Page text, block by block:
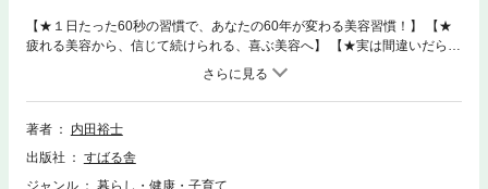
【★１日たった60秒の習慣で、あなたの60年が変わる美容習慣！】 【★
疲れる美容から、信じて続けられる、喜ぶ美容へ】 【★実は間違いだら
け!? 世の女性の、美容に対する勘違いを解説】 【★日々のスキンケアが
「やらなきゃダメなこと」から「やりたいこと」になる！】 【★「美容に
疲れた」「情報が多すぎる」「ルッキズムがしんどい」などの悩みから解
放される！】 毎日たった１分でお肌がどんどん綺麗になり、自己肯定感が
簡単な方法で。 本書は日本最大級のメイク教室「BIJUKU（美塾）」創始
者であり塾長の著者が、20年以上全国各地で様々な女性にメイクをしてき
著者
内田裕士
出版社
すばる舎
ジャンル
暮らし・健康・子育て